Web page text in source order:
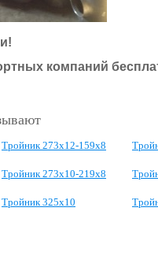
компаний
Тройник 273х12-159х8
Тройник 273х10-219х8
Тройник 325х10